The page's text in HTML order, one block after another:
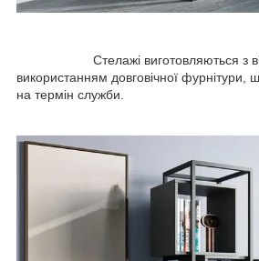
Стелажі виготовляються з
використанням довговічної фурнітури,
на термін служби.